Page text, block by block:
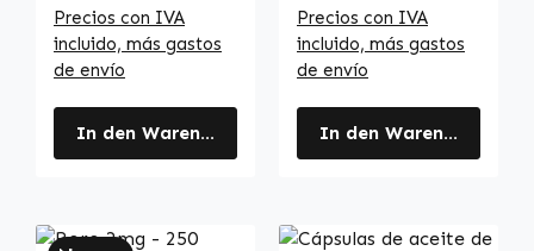
Warnke
Vitalstoffe
Precios con IVA
incluido, más gastos
de envío
In den Warenkorb
Vitalstoffe
Precios con IVA
incluido, más gastos
de envío
In den Warenkorb